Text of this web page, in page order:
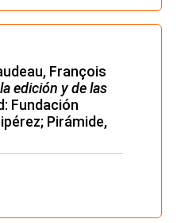
François
edición y de las
Fundación
Pirámide,